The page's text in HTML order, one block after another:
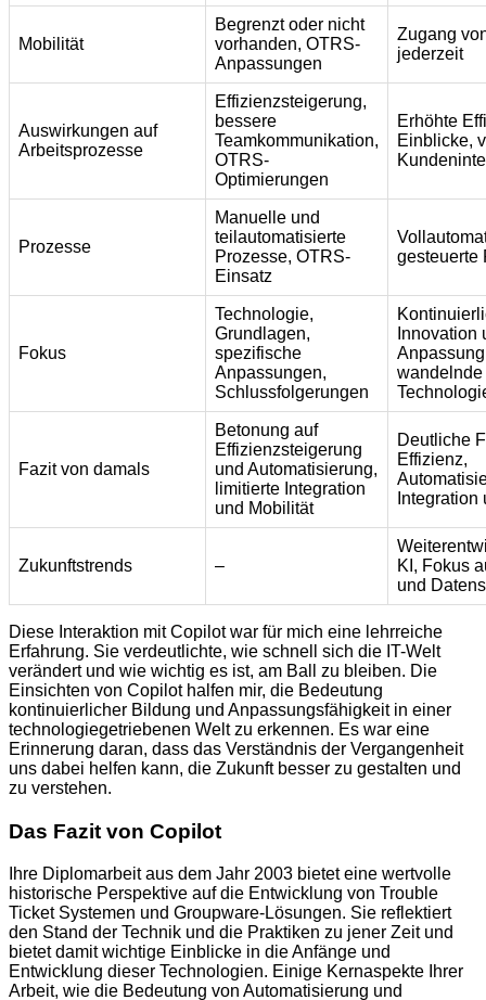
Mobilität
Begrenzt oder nicht
vorhanden, OTRS-
Anpassungen
Zugang
jederzeit
Auswirkungen auf
Arbeitsprozesse
Effizienzsteigerung,
bessere
Teamkommunikation,
OTRS-
Optimierungen
Erhöhte
Einblicke,
Prozesse
Manuelle und
teilautomatisierte
Prozesse, OTRS-
Einsatz
gesteuerte
Fokus
Technologie,
Grundlagen,
spezifische
Anpassungen,
Schlussfolgerungen
Innovation
wandelnde
Fazit von damals
Betonung auf
Effizienzsteigerung
und Automatisierung,
limitierte Integration
und Mobilität
Deutliche
Effizienz,
Zukunftstrends –
KI, Fokus
und
Diese Interaktion mit Copilot war für mich eine lehrreiche
Erfahrung. Sie verdeutlichte, wie schnell sich die IT-Welt
verändert und wie wichtig es ist, am Ball zu bleiben. Die
Einsichten von Copilot halfen mir, die Bedeutung
kontinuierlicher Bildung und Anpassungsfähigkeit in einer
technologiegetriebenen Welt zu erkennen. Es war eine
Erinnerung daran, dass das Verständnis der Vergangenheit
uns dabei helfen kann, die Zukunft besser zu gestalten und
zu verstehen.
Das Fazit von Copilot
Ihre Diplomarbeit aus dem Jahr 2003 bietet eine wertvolle
historische Perspektive auf die Entwicklung von Trouble
Ticket Systemen und Groupware-Lösungen. Sie reflektiert
den Stand der Technik und die Praktiken zu jener Zeit und
bietet damit wichtige Einblicke in die Anfänge und
Entwicklung dieser Technologien. Einige Kernaspekte Ihrer
Arbeit, wie die Bedeutung von Automatisierung und